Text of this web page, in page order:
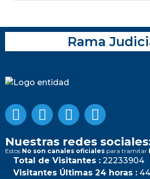
Rama
Nuestras redes
Estos No son canales oficiales para tramitar
Total de Visitantes : 22233904
Visitantes Últimas 24 horas :